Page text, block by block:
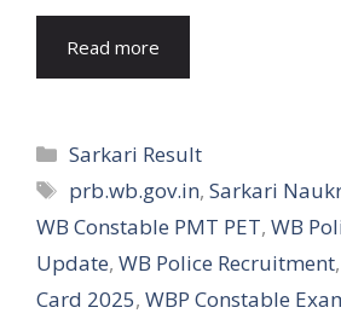
Read more
Categories
Sarkari Result
Tags
prb.wb.gov.in,Sarkari
WB Constable PMT PET, WB
Update, WB Police Recruitment,
Card 2025, WBP Constable